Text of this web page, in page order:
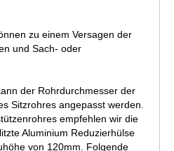
zu einem Versagen der
und Sach- oder
der Rohrdurchmesser der
Sitzrohres angepasst werden.
empfehlen wir die
Aluminium Reduzierhülse
von 120mm. Folgende